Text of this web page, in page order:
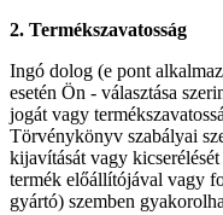
2. Termékszavatosság
Ingó dolog (e pont
esetén Ön - választása
jogát vagy
Törvénykönyv szabályai
kijavítását vagy
termék előállítójával vagy
gyártó) szemben